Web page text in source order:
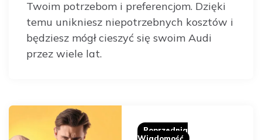
Twoim potrzebom i preferencjom. Dzięki
temu unikniesz niepotrzebnych kosztów i
będziesz mógł cieszyć się swoim Audi
przez wiele lat.
Post
navigation
Poprzednia